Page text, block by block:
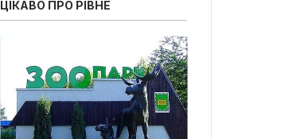
ЦІКАВО ПРО РІВНЕ